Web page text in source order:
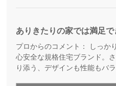
ありきたりの家では満足
プロからのコメント：
心安全な規格住宅ブランド。
り添う、デザインも性能もバ